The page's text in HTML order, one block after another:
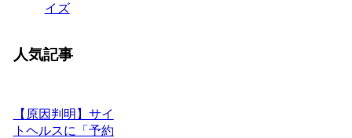
イズ
人気記事
【原因判明】サイ
トヘルスに「予約